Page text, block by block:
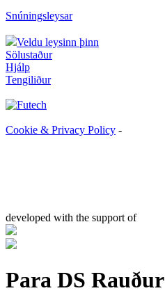
Snúningsleysar
Veldu leysinn þinn
Sölustaður
Hjálp
Tengiliður
Cookie & Privacy Policy -
developed with the support of
Para DS Rauður